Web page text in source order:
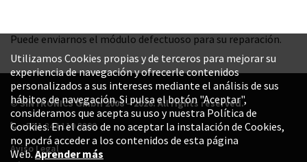
Puede enviarnos el módulo defectuoso para su reparación.
© SINTRONICS GmbH 2008 – 2026. All rights reserved.
+52 1 844 119 8800
Aviso Legal
Utilizamos Cookies propias y de terceros para mejorar su
experiencia de navegación y ofrecerle contenidos
personalizados a sus intereses mediante el análisis de sus
hábitos de navegación. Si pulsa el botón "Aceptar",
consideramos que acepta su uso y nuestra Política de
Cookies. En el caso de no aceptar la instalación de Cookies,
no podrá acceder a los contenidos de esta página
Web.Aprender más